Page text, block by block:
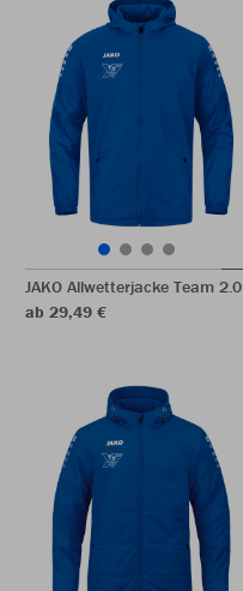
JAKO Allwetterjacke Team 2.0
ab 29,49 €